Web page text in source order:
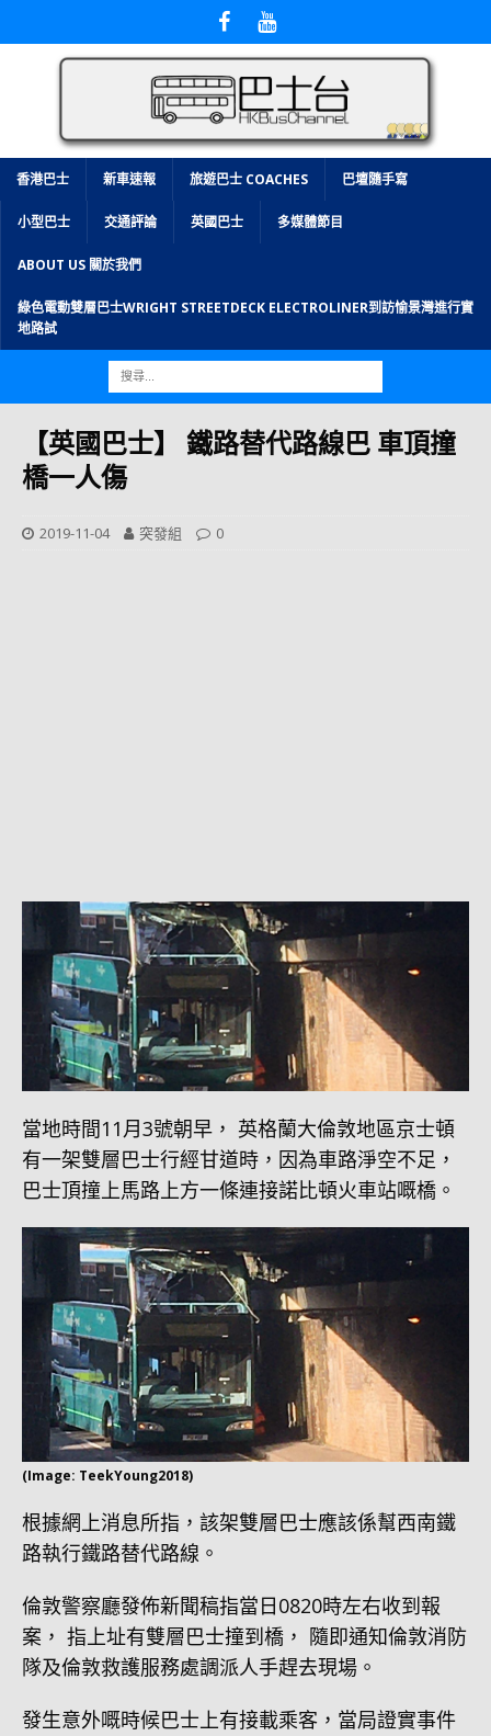
香港巴士 新車速報 旅遊巴士 COACHES 巴壇隨手寫
小型巴士 交通評論 英國巴士 多媒體節目
ABOUT US 關於我們
綠色電動雙層巴士WRIGHT STREETDECK ELECTROLINER到訪愉景灣進行實
地路試
【英國巴士】 鐵路替代路線巴 車頂撞
橋一人傷
2019-11-04 突發組 0
當地時間11月3號朝早， 英格蘭大倫敦地區京士頓
有一架雙層巴士行經甘道時，因為車路淨空不足，
巴士頂撞上馬路上方一條連接諾比頓火車站嘅橋。
(Image: TeekYoung2018)
根據網上消息所指，該架雙層巴士應該係幫西南鐵
路執行鐵路替代路線。
倫敦警察廳發佈新聞稿指當日0820時左右收到報
案， 指上址有雙層巴士撞到橋， 隨即通知倫敦消防
隊及倫敦救護服務處調派人手趕去現場。
發生意外嘅時候巴士上有接載乘客，當局證實事件